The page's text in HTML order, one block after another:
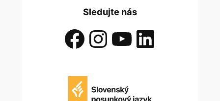
Sledujte nás
Facebook InstagramYouTube LinkedIn